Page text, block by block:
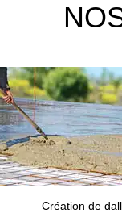
Création de